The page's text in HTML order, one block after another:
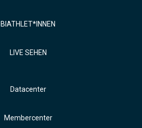
BIATHLET*INNEN
LIVE SEHEN
Datacenter
Membercenter